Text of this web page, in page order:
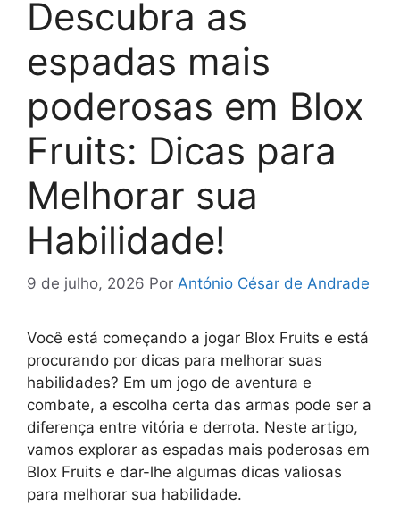
Descubra as
espadas mais
poderosas em Blox
Fruits: Dicas para
Melhorar sua
Habilidade!
9 de julho, 2026 Por António César de Andrade
Você está começando a jogar Blox Fruits e está
procurando por dicas para melhorar suas
habilidades? Em um jogo de aventura e
combate, a escolha certa das armas pode ser a
diferença entre vitória e derrota. Neste artigo,
vamos explorar as espadas mais poderosas em
Blox Fruits e dar-lhe algumas dicas valiosas
para melhorar sua habilidade.